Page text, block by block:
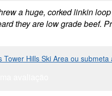
a huge, corked linkin
they are low grade beef.
Tower Hills Ski Area ou